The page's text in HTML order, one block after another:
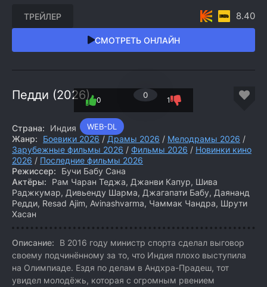
СМОТРЕТЬ ОНЛАЙН
ТРЕЙЛЕР 8.40
Педди (2026)
WEB-DL
0
0 1
Страна:
Индия
Жанр:
Боевики 2026 / Драмы 2026 / Мелодрамы 2026 /
Зарубежные фильмы 2026 / Фильмы 2026 / Новинки кино
2026 / Последние фильмы 2026
Режиссер:
Бучи Бабу Сана
Актёры:
Рам Чаран Теджа, Джанви Капур, Шива
Раджкумар, Дивьенду Шарма, Джагапати Бабу, Даянанд
Редди, Resad Ajim, Avinashvarma, Чаммак Чандра, Шрути
Хасан
Описание:
В 2016 году министр спорта сделал выговор
своему подчинённому за то, что Индия плохо выступила
на Олимпиаде. Ездя по делам в Андхра-Прадеш, тот
увидел молодёжь, которая с огромным рвением